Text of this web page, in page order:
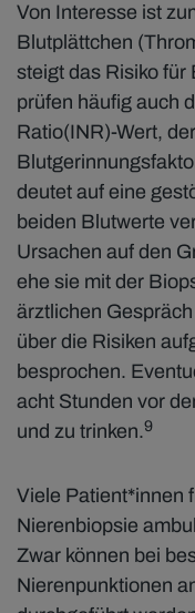
Von Interesse ist
Blutplättchen
steigt das Risiko für
prüfen häufig auch
Ratio(INR)-Wert,
deutet auf eine
beiden Blutwerte
Ursachen auf den
ehe sie mit der
ärztlichen
über die Risiken
besprochen.
acht Stunden vor
und zu trinken.9
Viele Patient*innen
Nierenbiopsie
Zwar können bei
Nierenpunktionen